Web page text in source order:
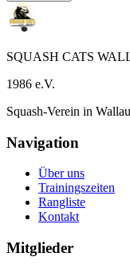
SQUASH CATS
1986 e.V.
Squash-Verein in
Navigation
Über uns
Trainingszeiten
Rangliste
Kontakt
Mitglieder